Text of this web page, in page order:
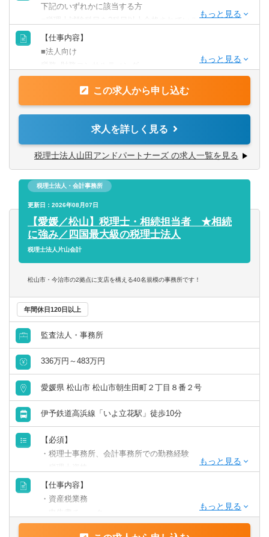
下記のいずれかに該当する方
■税理士試験科目を2科目以上合格されている方
■公認会計士、または公認会計士試験合格者の方
■実務経験5年以上で即戦力になれる方
※経験年数についてはご相談に応じます
※静岡事務所は会計事務所経験が必須となります
■相続税申告業務、事業承継や組織再編業務経験者歓迎
■税務・会計に留まらず、総合的コンサルティングやライフ
プランニングを通じた自己実現に興味のある方
【仕事内容】
■法人向け
企業再編･M＆Aコンサルティング
経営コンサルティング
医療機関･介謹福祉施設コンサルティング
公益法人設立コンサルティング
相続コンサルティング
不動産コンサルティング
※所属部署による仕事内容の偏りは少なく、様々な業務に
携わることが出来ます。
この求人から申し込む
求人を詳しく見る
税理士法人山田アンドパートナーズ の求人一覧を見る
税理士法人・会計事務所
更新日：2026年08月07日
【愛媛／松山】税理士・相続担当者 ★相続
に強み／四国最大級の税理士法人
税理士法人片山会計
松山市・今治市の2拠点に支店を構える40名規模の事務所です！
年間休日120日以上
監査法人・事務所
336万円～483万円
愛媛県 松山市 松山市朝生田町２丁目８番２号
伊予鉄道高浜線「いよ立花駅」徒歩10分
【必須】
・税理士事務所、会計事務所での勤務経験
・一般的なExcel・Word等のPCスキル
【仕事内容】
・資産税業務
税理士
税理士科目合格
日商簿記検定1級
日商簿記検定2級
会計事務所・税理士法人
コンサルティングファーム
事業会社
金融機関
北海道・東北
北海道
岩手県 宮城県
秋田県 山形県
関東
茨城県 栃木県
コンサルタント／監査法人／士業関連
すべて選択する
戦略・業務・会計コンサルタント
経営・戦略コンサルタント
財務・会計・税務コンサルタント
人事・組織コンサルタント
その他（コンサルタント）